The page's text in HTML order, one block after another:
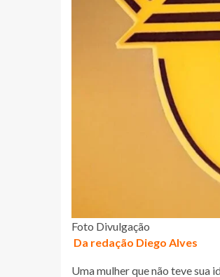
Foto Divulgação
Da redação Diego Alves
Uma mulher que não teve sua